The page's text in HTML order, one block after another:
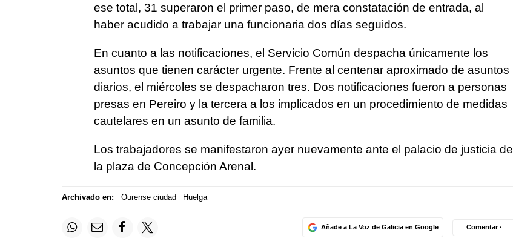
ese total, 31 superaron el primer paso, de mera constatación de entrada, al
haber acudido a trabajar una funcionaria dos días seguidos.
En cuanto a las notificaciones, el Servicio Común despacha únicamente los
asuntos que tienen carácter urgente. Frente al centenar aproximado de asuntos
diarios, el miércoles se despacharon tres. Dos notificaciones fueron a personas
presas en Pereiro y la tercera a los implicados en un procedimiento de medidas
cautelares en un asunto de familia.
Los trabajadores se manifestaron ayer nuevamente ante el palacio de justicia de
la plaza de Concepción Arenal.
Archivado en: Ourense ciudad Huelga
Añade a La Voz de Galicia en Google Comentar ·